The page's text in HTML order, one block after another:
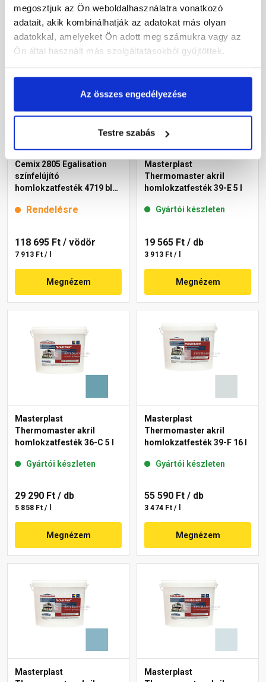
megosztjuk az Ön weboldalhasználatra vonatkozó
adatait, akik kombinálhatják az adatokat más olyan
adatokkal, amelyeket Ön adott meg számukra vagy az
Ön által használt más szolgáltatásokból gyűjtöttek.
Az összes engedélyezése
Testre szabás
Megnézem Megnézem
Cemix 2805 Egalisation
színfelújító
homlokzatfesték 4719 blue
Rendelésre
118 695 Ft / vödör
7 913 Ft / l
Megnézem
Masterplast
Thermomaster akril
homlokzatfesték 39-E 5 l
Gyártói készleten
19 565 Ft / db
3 913 Ft / l
Megnézem
Masterplast
Thermomaster akril
homlokzatfesték 36-C 5 l
Gyártói készleten
29 290 Ft / db
5 858 Ft / l
Megnézem
Masterplast
Thermomaster akril
homlokzatfesték 39-F 16 l
Gyártói készleten
55 590 Ft / db
3 474 Ft / l
Megnézem
Masterplast
Masterplast